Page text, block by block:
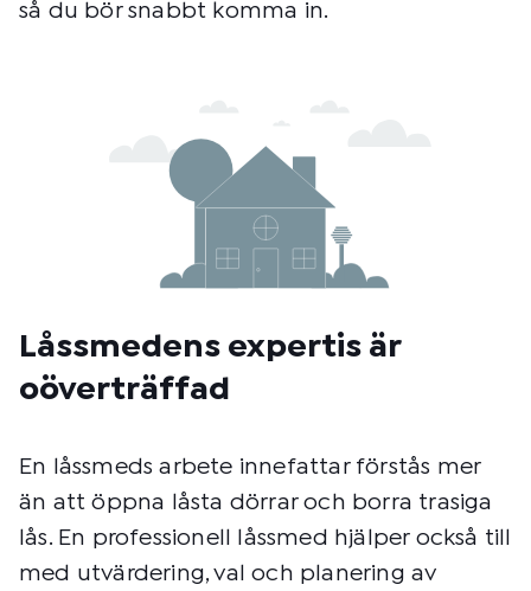
så du bör snabbt komma in.
Låssmedens expertis är
oöverträffad
En låssmeds arbete innefattar förstås mer
än att öppna låsta dörrar och borra trasiga
lås. En professionell låssmed hjälper också till
med utvärdering, val och planering av